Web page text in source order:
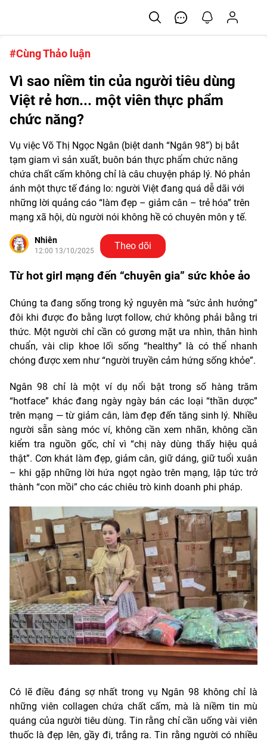
#Cùng Thảo luận
Vì sao niềm tin của người tiêu dùng
Việt rẻ hơn... một viên thực phẩm
chức năng?
Vụ việc Võ Thị Ngọc Ngân (biệt danh “Ngân 98”) bị bắt
tạm giam vì sản xuất, buôn bán thực phẩm chức năng
chứa chất cấm không chỉ là câu chuyện pháp lý. Nó phản
ánh một thực tế đáng lo: người Việt đang quá dễ dãi với
những lời quảng cáo “làm đẹp – giảm cân – trẻ hóa” trên
mạng xã hội, dù người nói không hề có chuyên môn y tế.
Nhiên
12:00 13/10/2025 Theo dõi
Từ hot girl mạng đến “chuyên gia” sức khỏe ảo
Chúng ta đang sống trong kỷ nguyên mà “sức ảnh hưởng”
đôi khi được đo bằng lượt follow, chứ không phải bằng tri
thức. Một người chỉ cần có gương mặt ưa nhìn, thân hình
chuẩn, vài clip khoe lối sống “healthy” là có thể nhanh
chóng được xem như “người truyền cảm hứng sống khỏe”.
Ngân 98 chỉ là một ví dụ nổi bật trong số hàng trăm
“hotface” khác đang ngày ngày bán các loại “thần dược”
trên mạng — từ giảm cân, làm đẹp đến tăng sinh lý. Nhiều
người sẵn sàng móc ví, không cần xem nhãn, không cần
kiểm tra nguồn gốc, chỉ vì “chị này dùng thấy hiệu quả
thật”. Cơn khát làm đẹp, giảm cân, giữ dáng, giữ tuổi xuân
– khi gặp những lời hứa ngọt ngào trên mạng, lập tức trở
thành “con mồi” cho các chiêu trò kinh doanh phi pháp.
Có lẽ điều đáng sợ nhất trong vụ Ngân 98 không chỉ là
những viên collagen chứa chất cấm, mà là niềm tin mù
quáng của người tiêu dùng. Tin rằng chỉ cần uống vài viên
thuốc là đẹp lên, gầy đi, trắng ra. Tin rằng người có nhiều